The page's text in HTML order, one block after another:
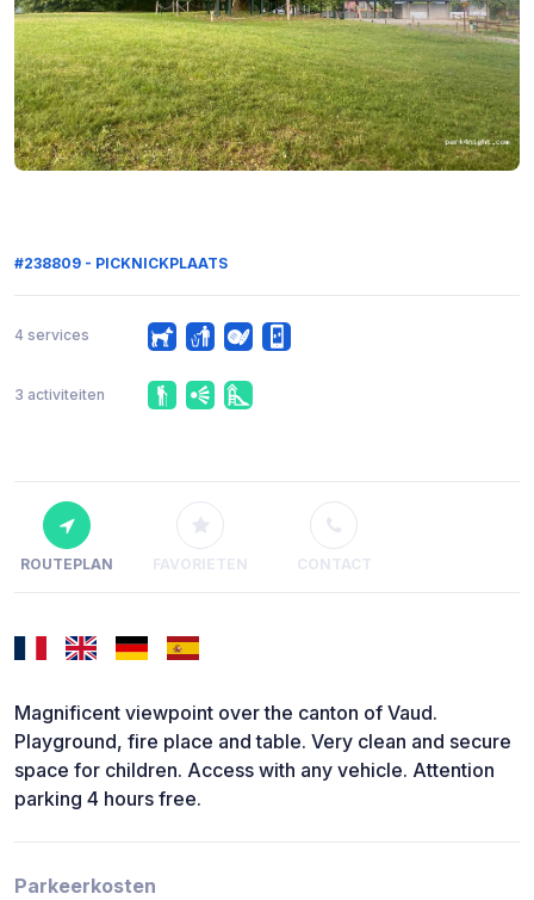
#238809 - PICKNICKPLAATS
4 services
3 activiteiten
ROUTEPLAN FAVORIETEN CONTACT
Magnificent viewpoint over the canton of Vaud.
Playground, fire place and table. Very clean and secure
space for children. Access with any vehicle. Attention
parking 4 hours free.
Parkeerkosten